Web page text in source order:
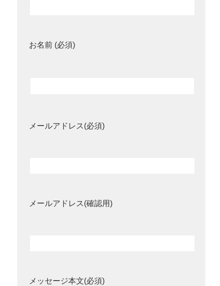
お名前 (必須)
メールアドレス(必須)
メールアドレス(確認用)
メッセージ本文(必須)